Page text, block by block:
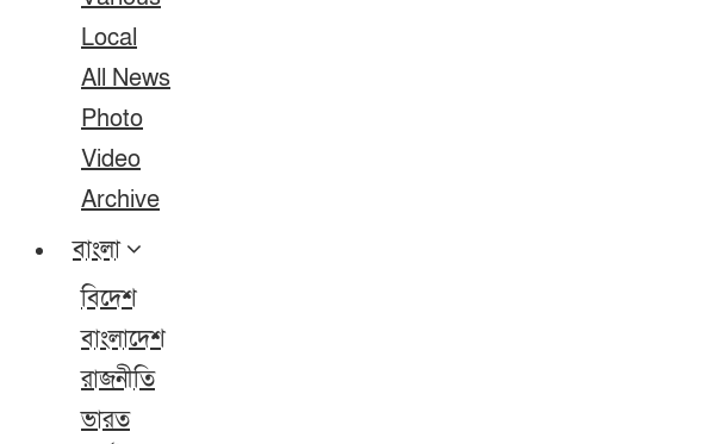
Local
All News
Photo
Video
Archive
বাংলা
বিদেশ
বাংলাদেশ
রাজনীতি
ভারত